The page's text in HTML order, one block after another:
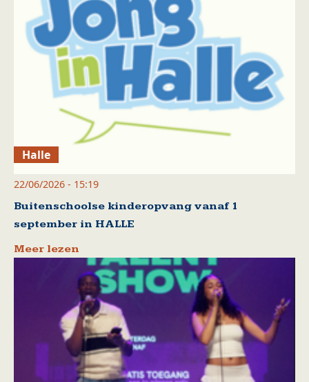
Halle
22/06/2026 - 15:19
Buitenschoolse kinderopvang vanaf 1
september in HALLE
Meer lezen